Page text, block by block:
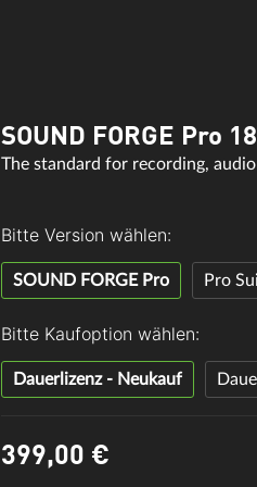
SOUND FORGE Pro 18
The standard for recording,
Bitte Version wählen:
SOUND FORGE Pro Pro
Bitte Kaufoption wählen:
Dauerlizenz - Neukauf
399,00 €